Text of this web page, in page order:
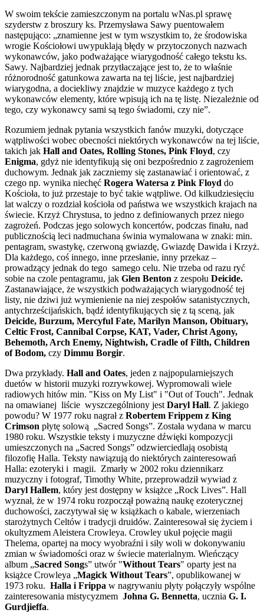
W swoim tekście zamieszczonym na portalu wNas.pl sprawę
szyderstw z broszury ks. Przemysława Sawy puentowałem
następująco: „znamienne jest w tym wszystkim to, że środowiska
wrogie Kościołowi uwypuklają błędy w przytoczonych nazwach
wykonawców, jako podważające wiarygodność całego tekstu ks.
Sawy. Najbardziej jednak przytłaczające jest to, że to właśnie
różnorodność gatunkowa zawarta na tej liście, jest najbardziej
wiarygodna, a dociekliwy znajdzie w muzyce każdego z tych
wykonawców elementy, które wpisują ich na tę listę. Niezależnie od
tego, czy wykonawcy sami są tego świadomi, czy nie”.
Rozumiem jednak pytania wszystkich fanów muzyki, dotyczące
wątpliwości wobec obecności niektórych wykonawców na tej liście,
takich jak Hall and Oates, Rolling Stones, Pink Floyd, czy
Enigma, gdyż nie identyfikują się oni bezpośrednio z zagrożeniem
duchowym. Jednak jak zaczniemy się zastanawiać i orientować, z
czego np. wynika niechęć Rogera Watersa z Pink Floyd do
Kościoła, to już przestaje to być takie wątpliwe. Od kilkudziesięciu
lat walczy o rozdział kościoła od państwa we wszystkich krajach na
świecie. Krzyż Chrystusa, to jedno z definiowanych przez niego
zagrożeń. Podczas jego solowych koncertów, podczas finału, nad
publicznością leci nadmuchana świnia wymalowana w znaki: min.
pentagram, swastykę, czerwoną gwiazdę, Gwiazdę Dawida i Krzyż.
Dla każdego, coś innego, inne przesłanie, inny przekaz –
prowadzący jednak do tego samego celu. Nie trzeba od razu ryć
sobie na czole pentagramu, jak Glen Benton z zespołu Deicide.
Zastanawiające, że wszystkich podważających wiarygodność tej
listy, nie dziwi już wymienienie na niej zespołów satanistycznych,
antychrześcijańskich, bądź identyfikujących się z tą sceną, jak
Deicide, Burzum, Mercyful Fate, Marilyn Manson, Obituary,
Celtic Frost, Cannibal Corpse, KAT, Vader, Christ Agony,
Behemoth, Arch Enemy, Nightwish, Cradle of Filth, Children
of Bodom, czy Dimmu Borgir.
Dwa przykłady. Hall and Oates, jeden z najpopularniejszych
duetów w historii muzyki rozrywkowej. Wypromowali wiele
radiowych hitów min. "Kiss on My List" i "Out of Touch". Jednak
na omawianej liście wyszczególniony jestDaryl Hall. Z jakiego
powodu? W 1977 roku nagrał z Robertem Frippem z King
Crimson płytę solową „Sacred Songs”. Została wydana w marcu
1980 roku. Wszystkie teksty i muzyczne dźwięki kompozycji
umieszczonych na „Sacred Songs” odzwierciedlają osobistą
filozofię Halla. Teksty nawiązują do niektórych zainteresowań
Halla: ezoteryki i magii. Zmarły w 2002 roku dziennikarz
muzyczny i fotograf, Timothy White, przeprowadził wywiad z
Daryl Hallem, który jest dostępny w książce „Rock Lives”. Hall
wyznał, że w 1974 roku rozpoczął poważną naukę ezoterycznej
duchowości, zaczytywał się w książkach o kabale, wierzeniach
starożytnych Celtów i tradycji druidów. Zainteresował się życiem i
okultyzmem Aleistera Crowleya. Crowley ukuł pojęcie magii
Thelema, opartej na mocy wyobraźni i siły woli w dokonywaniu
zmian w świadomości oraz w świecie materialnym. Wieńczący
album „Sacred Songs” utwór "Without Tears" oparty jest na
książce Crowleya „Magick Without Tears”, opublikowanej w
1973 roku. Halla i Frippa w nagrywaniu płyty połączyły wspólne
zainteresowania mistycyzmem Johna G. Bennetta, ucznia G. I.
Gurdjieffa.